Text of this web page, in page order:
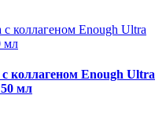
коллагеном Enough Ultra
мл